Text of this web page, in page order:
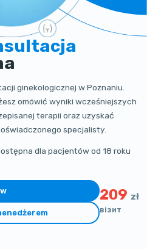
ginekologicznej w Poznaniu.
omówić wyniki wcześniejszych
terapii oraz uzyskać
specjalisty.
dla pacjentów od 18 roku
209 zł
візит